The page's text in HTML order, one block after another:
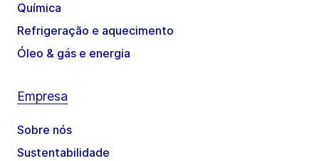
Química
Refrigeração e aquecimento
Óleo & gás e energia
Empresa
Sobre nós
Sustentabilidade